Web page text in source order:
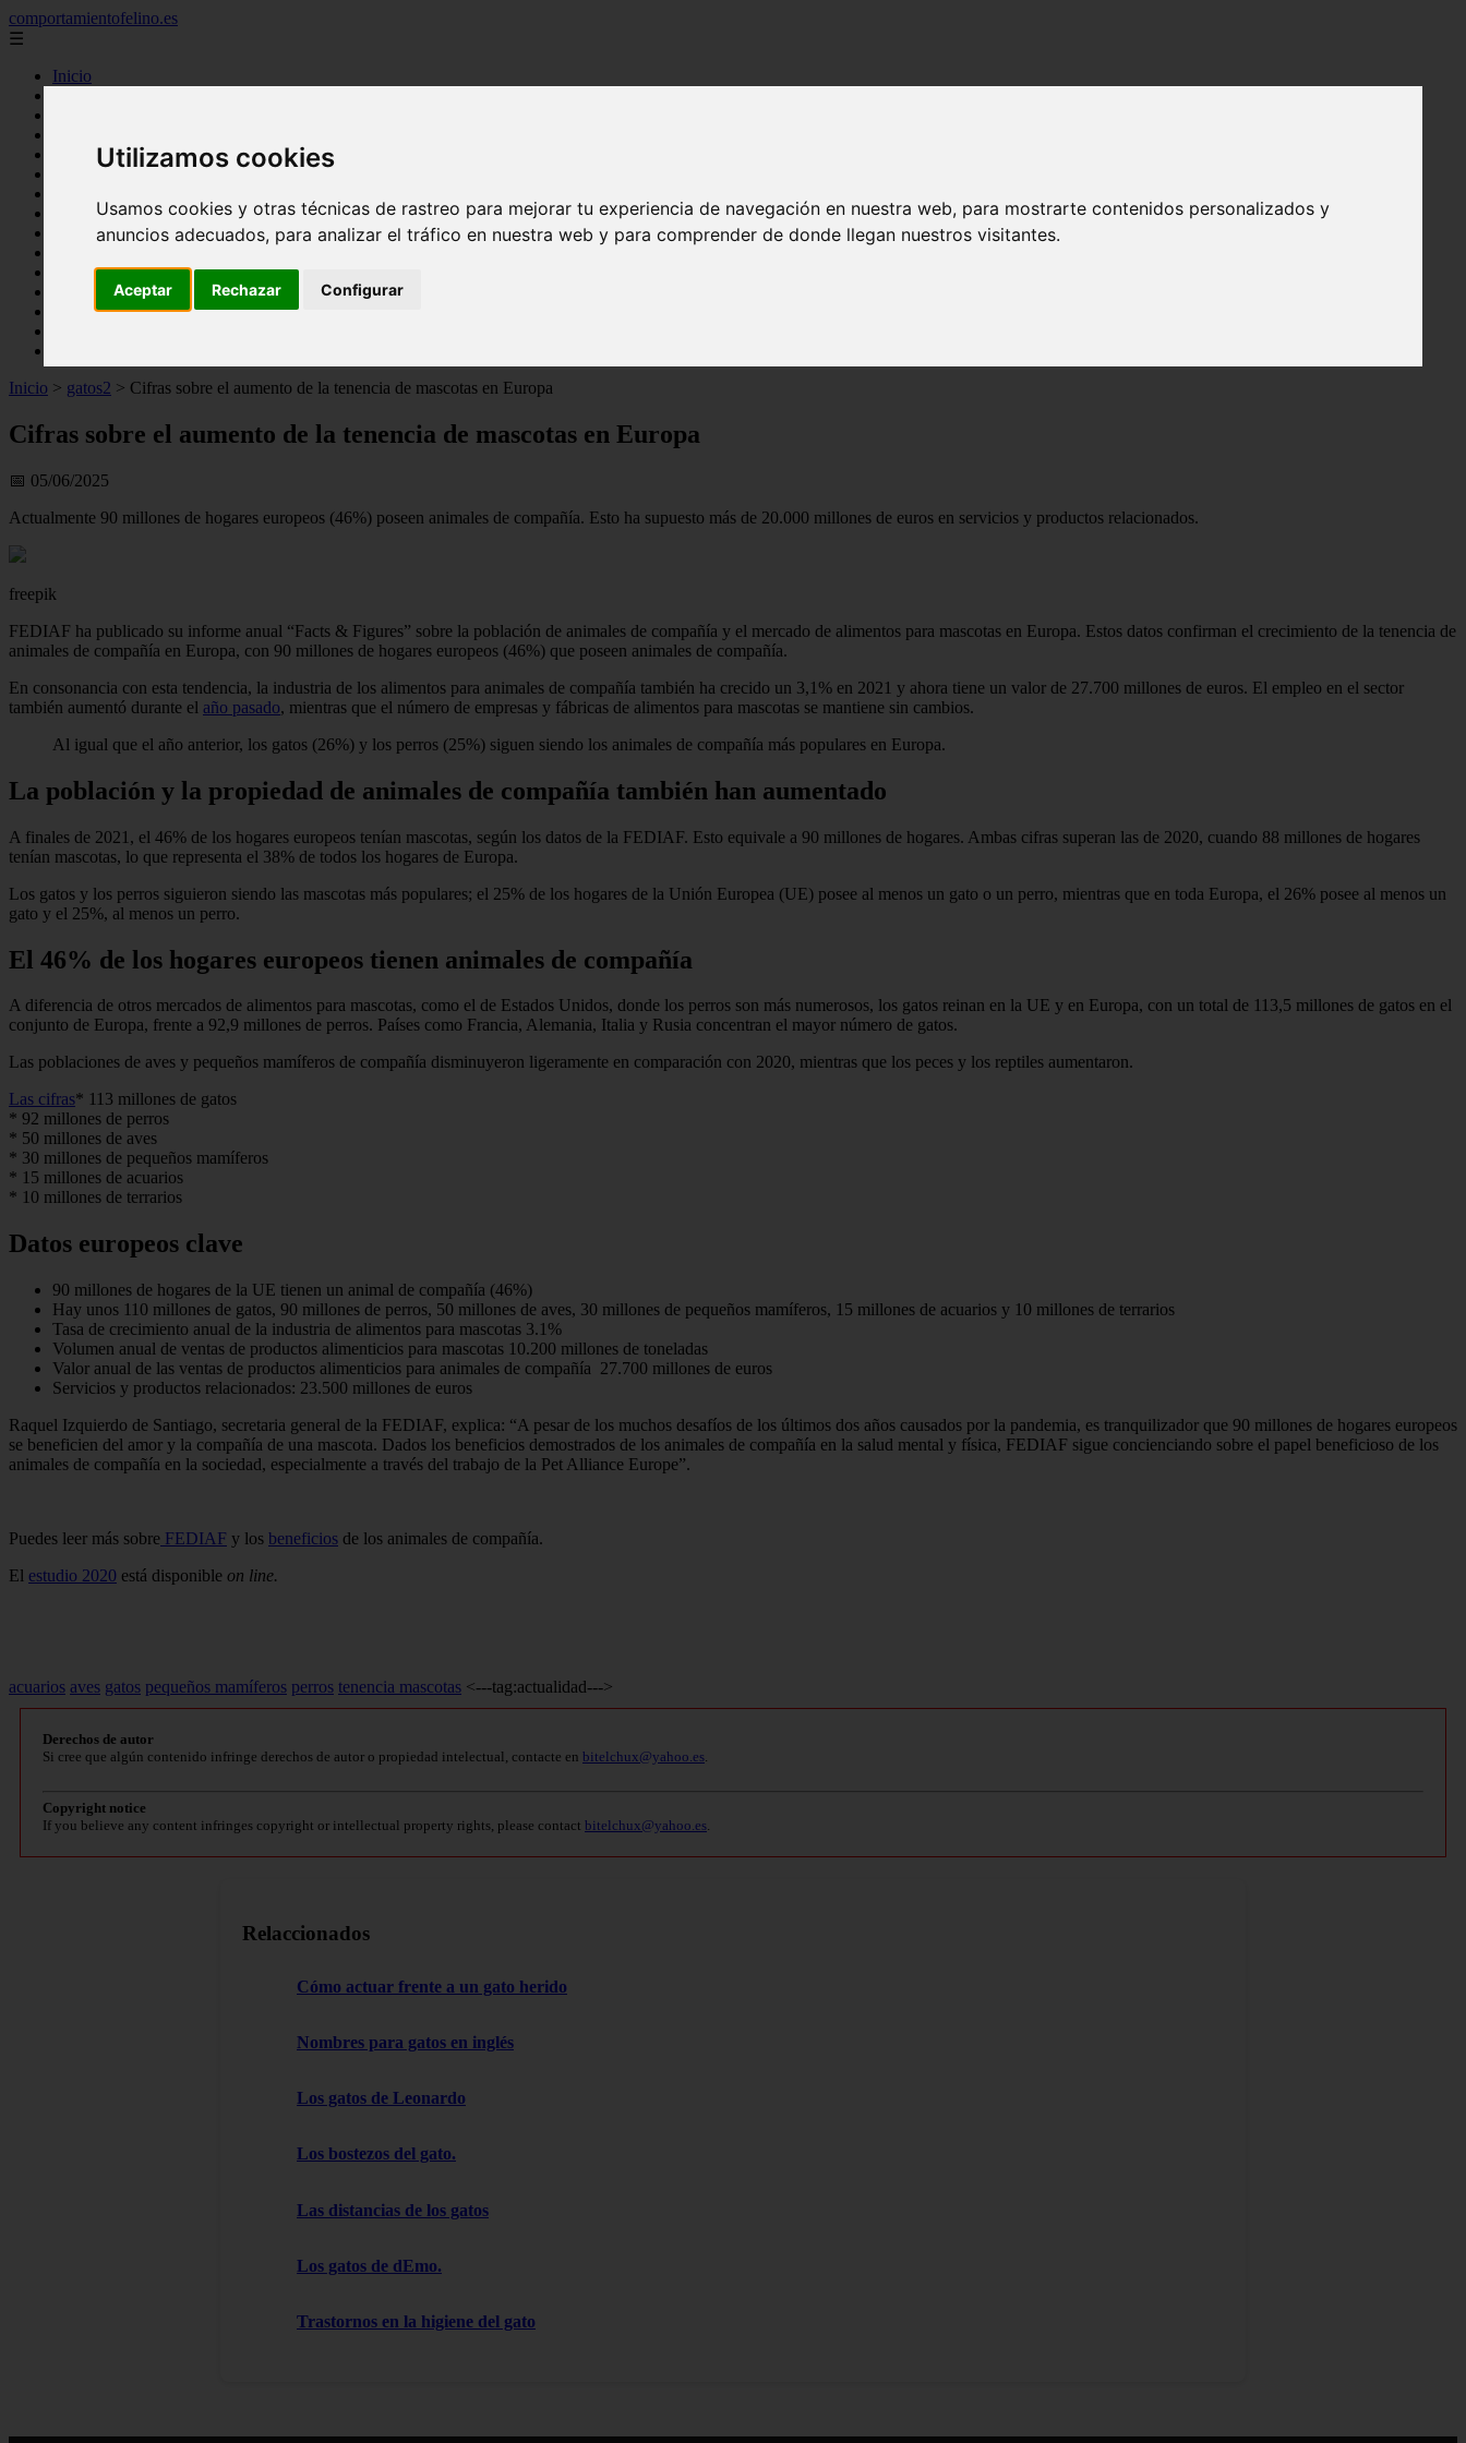
Utilizamos cookies
Usamos cookies y otras técnicas de rastreo para mejorar tu experiencia de navegación en nuestra web, para mostrarte contenidos personalizados y
anuncios adecuados, para analizar el tráfico en nuestra web y para comprender de donde llegan nuestros visitantes.
Aceptar Rechazar Configurar
comportamientofelino.es
☰
Inicio
protagonistas
actualidad
acuariofilia
articulos
nombres para gatos
novedades
tablon de anuncios
Inicio > gatos2 > Cifras sobre el aumento de la tenencia de mascotas en Europa
Cifras sobre el aumento de la tenencia de mascotas en Europa
📅 05/06/2025
Actualmente 90 millones de hogares europeos (46%) poseen animales de compañía. Esto ha supuesto más de 20.000 millones de euros en servicios y productos relacionados.
freepik
FEDIAF ha publicado su informe anual “Facts & Figures” sobre la población de animales de compañía y el mercado de alimentos para mascotas en Europa. Estos datos confirman el crecimiento de la tenencia de
animales de compañía en Europa, con 90 millones de hogares europeos (46%) que poseen animales de compañía.
En consonancia con esta tendencia, la industria de los alimentos para animales de compañía también ha crecido un 3,1% en 2021 y ahora tiene un valor de 27.700 millones de euros. El empleo en el sector
también aumentó durante el año pasado, mientras que el número de empresas y fábricas de alimentos para mascotas se mantiene sin cambios.
Al igual que el año anterior, los gatos (26%) y los perros (25%) siguen siendo los animales de compañía más populares en Europa.
La población y la propiedad de animales de compañía también han aumentado
A finales de 2021, el 46% de los hogares europeos tenían mascotas, según los datos de la FEDIAF. Esto equivale a 90 millones de hogares. Ambas cifras superan las de 2020, cuando 88 millones de hogares
tenían mascotas, lo que representa el 38% de todos los hogares de Europa.
Los gatos y los perros siguieron siendo las mascotas más populares; el 25% de los hogares de la Unión Europea (UE) posee al menos un gato o un perro, mientras que en toda Europa, el 26% posee al menos un
gato y el 25%, al menos un perro.
El 46% de los hogares europeos tienen animales de compañía
A diferencia de otros mercados de alimentos para mascotas, como el de Estados Unidos, donde los perros son más numerosos, los gatos reinan en la UE y en Europa, con un total de 113,5 millones de gatos en el
conjunto de Europa, frente a 92,9 millones de perros. Países como Francia, Alemania, Italia y Rusia concentran el mayor número de gatos.
Las poblaciones de aves y pequeños mamíferos de compañía disminuyeron ligeramente en comparación con 2020, mientras que los peces y los reptiles aumentaron.
Las cifras* 113 millones de gatos
* 92 millones de perros
* 50 millones de aves
* 30 millones de pequeños mamíferos
* 15 millones de acuarios
* 10 millones de terrarios
Datos europeos clave
90 millones de hogares de la UE tienen un animal de compañía (46%)
Hay unos 110 millones de gatos, 90 millones de perros, 50 millones de aves, 30 millones de pequeños mamíferos, 15 millones de acuarios y 10 millones de terrarios
Tasa de crecimiento anual de la industria de alimentos para mascotas 3.1%
Volumen anual de ventas de productos alimenticios para mascotas 10.200 millones de toneladas
Valor anual de las ventas de productos alimenticios para animales de compañía 27.700 millones de euros
Servicios y productos relacionados: 23.500 millones de euros
Raquel Izquierdo de Santiago, secretaria general de la FEDIAF, explica: “A pesar de los muchos desafíos de los últimos dos años causados por la pandemia, es tranquilizador que 90 millones de hogares europeos
se beneficien del amor y la compañía de una mascota. Dados los beneficios demostrados de los animales de compañía en la salud mental y física, FEDIAF sigue concienciando sobre el papel beneficioso de los
animales de compañía en la sociedad, especialmente a través del trabajo de la Pet Alliance Europe”.
Puedes leer más sobre FEDIAF y los beneficios de los animales de compañía.
El estudio 2020 está disponible on line.
acuarios aves gatos pequeños mamíferos perros tenencia mascotas <---tag:actualidad--->
Derechos de autor
Si cree que algún contenido infringe derechos de autor o propiedad intelectual, contacte en bitelchux@yahoo.es.
Copyright notice
If you believe any content infringes copyright or intellectual property rights, please contact bitelchux@yahoo.es.
Relaccionados
Cómo actuar frente a un gato herido
Nombres para gatos en inglés
Los gatos de Leonardo
Los bostezos del gato.
Las distancias de los gatos
Los gatos de dEmo.
Trastornos en la higiene del gato